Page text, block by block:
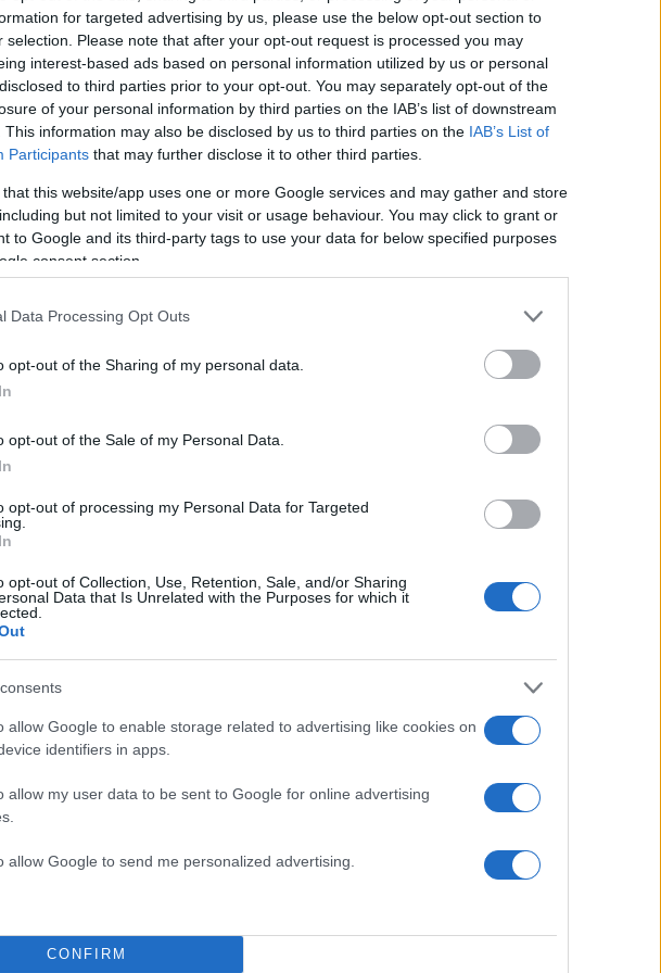
for targeted advertising by us, please use the below opt-out section to
selection. Please note that after your opt-out request is processed you may
interest-based ads based on personal information utilized by us or personal
to third parties prior to your opt-out. You may separately opt-out of the
of your personal information by third parties on the IAB’s list of downstream
This information may also be disclosed by us to third parties on the IAB’s List of
Participants that may further disclose it to other third parties.
that this website/app uses one or more Google services and may gather and store
but not limited to your visit or usage behaviour. You may click to grant or
to Google and its third-party tags to use your data for below specified purposes
consent section.
Data Processing Opt Outs
opt-out of the Sharing of my personal data.
opt-out of the Sale of my Personal Data.
opt-out of processing my Personal Data for Targeted
opt-out of Collection, Use, Retention, Sale, and/or Sharing
Data that Is Unrelated with the Purposes for which it
allow Google to enable storage related to advertising like cookies on
identifiers in apps.
allow my user data to be sent to Google for online advertising
allow Google to send me personalized advertising.
CONFIRM
2020
της
Ο Έλον Μασκ παρεμβαίνει και
«τύραννο» τον πρόεδρο του
Συνταγματικού Δικαστηρίου